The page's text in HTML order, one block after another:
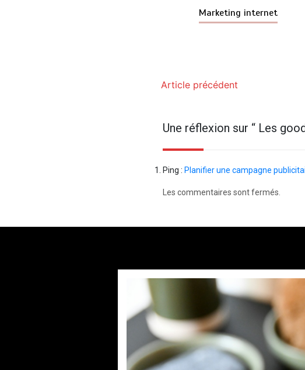
Marketing internet
Article précédent
Une réflexion sur “ Les
Ping : Planifier une campagne
Les commentaires sont fermés.